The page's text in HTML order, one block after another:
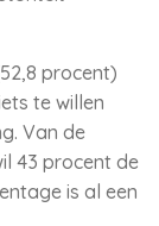
procent)
te willen
Van de
43 procent de
is al een